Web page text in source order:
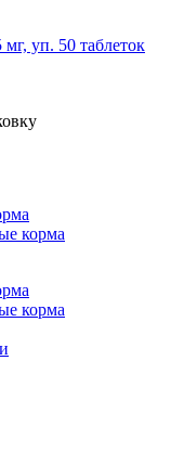
уп. 50 таблеток
корма
корма